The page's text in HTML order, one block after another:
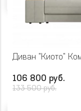
Диван "Киото"
106 800 руб.
133 500 руб.